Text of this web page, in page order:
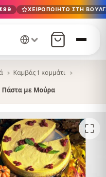
παραγγελίες άνω των €99
σε 1-7 ημέρες σε
υλικά υψηλής ποιότητας
ΧΕΙΡΟΠΟΊΗΤΟ ΣΤΗ
Καμβάς 1 κομμάτι
Πάστα με Μούρα